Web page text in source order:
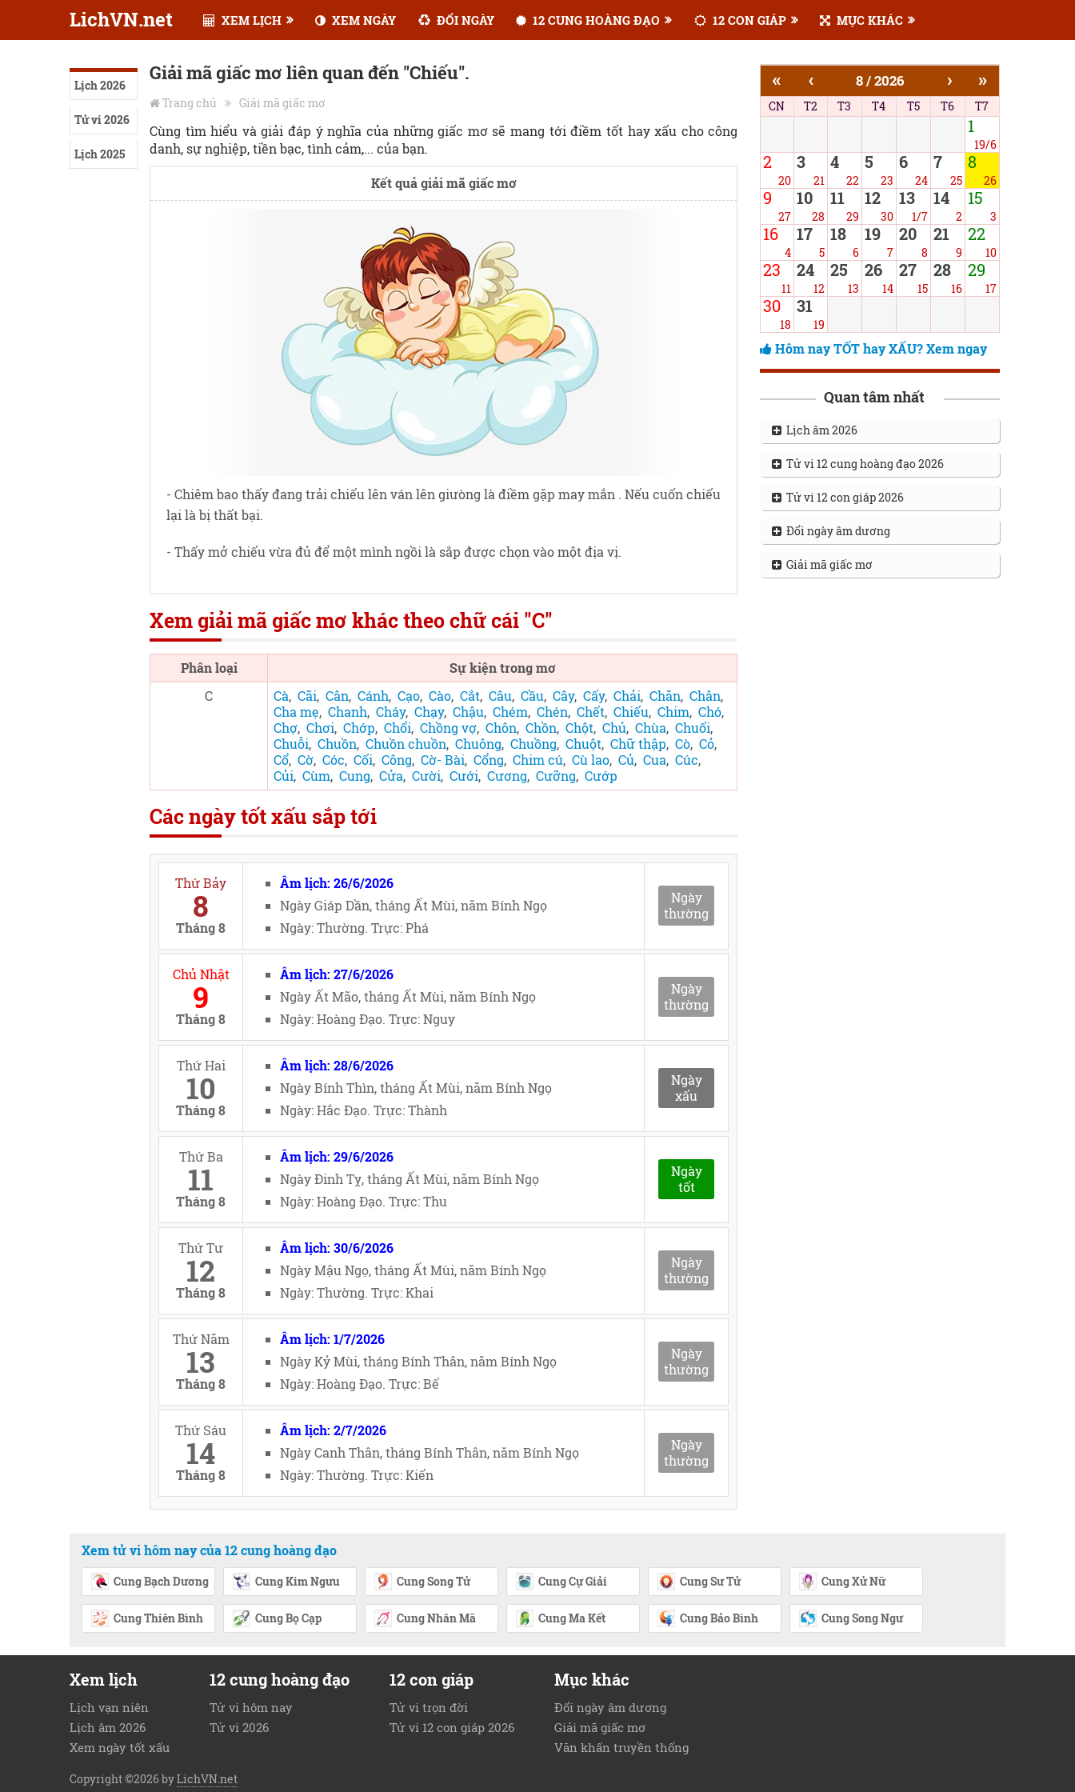
LichVN.net XEM LỊCH XEM NGÀY ĐỔI NGÀY 12 CUNG HOÀNG ĐẠO 12 CON GIÁP MỤC KHÁC
Lịch 2026
Tử vi 2026
Lịch 2025
Giải mã giấc mơ liên quan đến "Chiếu".
Trang chủ Giải mã giấc mơ
Cùng tìm hiểu và giải đáp ý nghĩa của những giấc mơ sẽ mang tới điềm tốt hay xấu cho công
danh, sự nghiệp, tiền bạc, tình cảm,... của bạn.
Kết quả giải mã giấc mơ
- Chiêm bao thấy đang trải chiếu lên ván lên giưòng là điềm gặp may mắn . Nếu cuốn chiếu
lại là bị thất bại.
- Thấy mở chiếu vừa đủ để một mình ngồi là sắp được chọn vào một địa vị.
Xem giải mã giấc mơ khác theo chữ cái "C"
Phân loại
Sự kiện trong mơ
C
Cà, Cãi, Cân, Cánh, Cạo, Cào, Cắt, Câu, Cầu, Cây, Cấy, Chải, Chăn, Chân,
Cha mẹ, Chanh, Cháy, Chạy, Chậu, Chém, Chén, Chết, Chiếu, Chim, Chó,
Chợ, Chơi, Chớp, Chổi, Chồng vợ, Chôn, Chồn, Chột, Chủ, Chùa, Chuối,
Chuỗi, Chuồn, Chuồn chuồn, Chuông, Chuồng, Chuột, Chữ thập, Cò, Cỏ,
Cổ, Cờ, Cóc, Cối, Công, Cờ- Bài, Cổng, Chim cú, Cù lao, Củ, Cua, Cúc,
Củi, Cùm, Cung, Cửa, Cười, Cưới, Cương, Cưỡng, Cướp
Các ngày tốt xấu sắp tới
Thứ Bảy
8
Tháng 8
Âm lịch: 26/6/2026
Ngày Giáp Dần, tháng Ất Mùi, năm Bính Ngọ
Ngày: Thường. Trực: Phá
Ngày
thường
Chủ Nhật
9
Tháng 8
Âm lịch: 27/6/2026
Ngày Ất Mão, tháng Ất Mùi, năm Bính Ngọ
Ngày: Hoàng Đạo. Trực: Nguy
Ngày
thường
Thứ Hai
10
Tháng 8
Âm lịch: 28/6/2026
Ngày Bính Thìn, tháng Ất Mùi, năm Bính Ngọ
Ngày: Hắc Đạo. Trực: Thành
Ngày
xấu
Thứ Ba
11
Tháng 8
Âm lịch: 29/6/2026
Ngày Đinh Tỵ, tháng Ất Mùi, năm Bính Ngọ
Ngày: Hoàng Đạo. Trực: Thu
Ngày
tốt
Thứ Tư
12
Tháng 8
Âm lịch: 30/6/2026
Ngày Mậu Ngọ, tháng Ất Mùi, năm Bính Ngọ
Ngày: Thường. Trực: Khai
Ngày
thường
Thứ Năm
13
Tháng 8
Âm lịch: 1/7/2026
Ngày Kỷ Mùi, tháng Bính Thân, năm Bính Ngọ
Ngày: Hoàng Đạo. Trực: Bế
Ngày
thường
Thứ Sáu
14
Tháng 8
Âm lịch: 2/7/2026
Ngày Canh Thân, tháng Bính Thân, năm Bính Ngọ
Ngày: Thường. Trực: Kiến
Ngày
thường
« ‹ 8 / 2026 › »
CN T2 T3 T4 T5 T6 T7
1
19/6
2
20
3
21
4
22
5
23
6
24
7
25
8
26
9
27
10
28
11
29
12
30
13
1/7
14
2
15
3
16
4
17
5
18
6
19
7
20
8
21
9
22
10
23
11
24
12
25
13
26
14
27
15
28
16
29
17
30
18
31
19
Hôm nay TỐT hay XẤU? Xem ngay
Quan tâm nhất
Lịch âm 2026
Tử vi 12 cung hoàng đạo 2026
Tử vi 12 con giáp 2026
Đổi ngày âm dương
Giải mã giấc mơ
Xem tử vi hôm nay của 12 cung hoàng đạo
Cung Bạch Dương Cung Kim Ngưu Cung Song Tử Cung Cự Giải Cung Sư Tử Cung Xử Nữ
Cung Thiên Bình Cung Bọ Cạp Cung Nhân Mã Cung Ma Kết Cung Bảo Bình Cung Song Ngư
Xem lịch
Lịch vạn niên
Lịch âm 2026
Xem ngày tốt xấu
12 cung hoàng đạo
Tử vi hôm nay
Tử vi 2026
12 con giáp
Tử vi trọn đời
Tử vi 12 con giáp 2026
Mục khác
Đổi ngày âm dương
Giải mã giấc mơ
Văn khấn truyền thống
Copyright ©2026 byLichVN.net